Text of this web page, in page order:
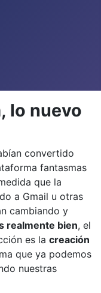
lo nuevo
convertido
fantasmas
que la
a Gmail u otras
cambiando y
realmente bien, el
es la creación
que ya podemos
nuestras